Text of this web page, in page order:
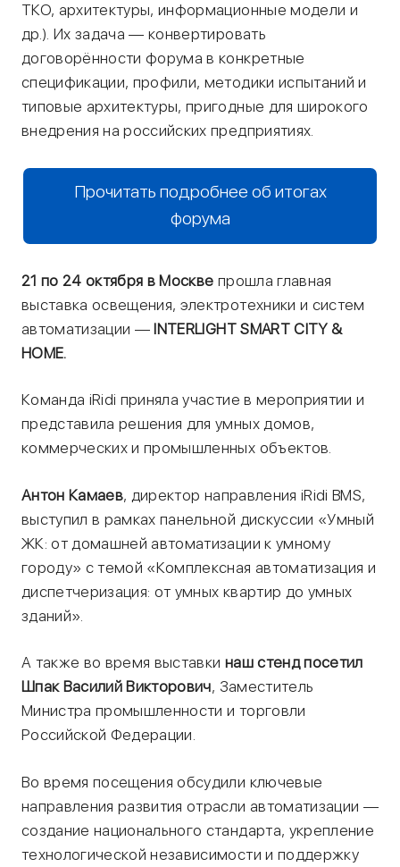
ТКО, архитектуры, информационные модели и
др.). Их задача — конвертировать
договорённости форума в конкретные
спецификации, профили, методики испытаний и
типовые архитектуры, пригодные для широкого
внедрения на российских предприятиях.
Прочитать подробнее об итогах
форума
21 по 24 октября в Москве прошла главная
выставка освещения, электротехники и систем
автоматизации —INTERLIGHT SMART CITY &
HOME.
Команда iRidi приняла участие в мероприятии и
представила решения для умных домов,
коммерческих и промышленных объектов.
Антон Камаев, директор направления iRidi BMS,
выступил в рамках панельной дискуссии «Умный
ЖК: от домашней автоматизации к умному
городу» с темой «Комплексная автоматизация и
диспетчеризация: от умных квартир до умных
зданий».
А также во время выставки наш стенд посетил
Шпак Василий Викторович, Заместитель
Министра промышленности и торговли
Российской Федерации.
Во время посещения обсудили ключевые
направления развития отрасли автоматизации —
создание национального стандарта, укрепление
технологической независимости и поддержку